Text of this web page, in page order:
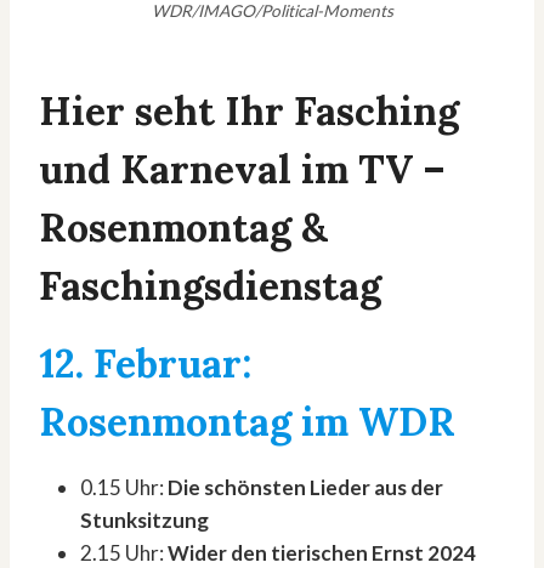
WDR/IMAGO/Political-Moments
Hier seht Ihr Fasching
und Karneval im TV –
Rosenmontag &
Faschingsdienstag
12. Februar:
Rosenmontag im WDR
0.15 Uhr: Die schönsten Lieder aus der
Stunksitzung
2.15 Uhr:Wider den tierischen Ernst 2024